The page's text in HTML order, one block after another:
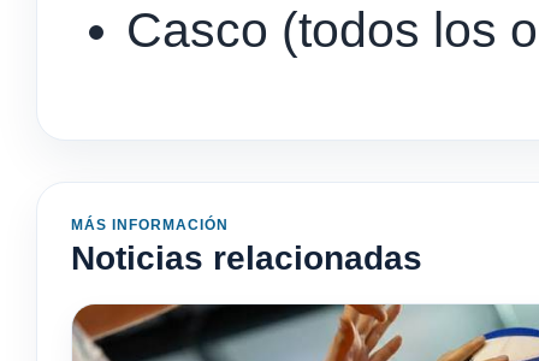
Casco (todos los
MÁS INFORMACIÓN
Noticias relacionadas